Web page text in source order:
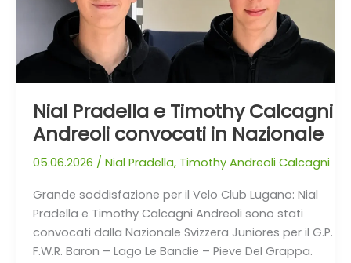
Nial Pradella e Timothy Calcagni
Andreoli convocati in Nazionale
05.06.2026 / Nial Pradella, Timothy Andreoli Calcagni
Grande soddisfazione per il Velo Club Lugano: Nial
Pradella e Timothy Calcagni Andreoli sono stati
convocati dalla Nazionale Svizzera Juniores per il G.P.
F.W.R. Baron – Lago Le Bandie – Pieve Del Grappa.
Andreoli
convocati